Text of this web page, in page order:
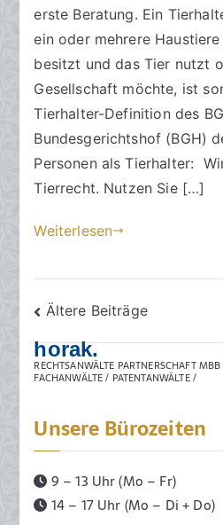
e
t
a
m
1
A
u
g
s
2
3
erste Beratung. Ein
ein oder mehrere
besitzt und das Tier nutzt
Gesellschaft möchte, ist
Tierhalter-Definition des
Bundesgerichtshof (BGH)
Personen als Tierhalter:
Tierrecht. Nutzen Sie […]
Weiterlesen
Beitragsnavigation
Ältere Beiträge
horak.
RECHTSANWÄLTE PARTNERSCHAFT
FACHANWÄLTE / PATENTANWÄLTE /
Unsere Bürozeiten
9 – 13 Uhr (Mo – Fr)
14 – 17 Uhr (Mo – Di + Do)